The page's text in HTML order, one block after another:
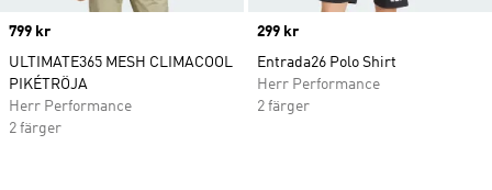
Price
799 kr
ULTIMATE365 MESH CLIMACOOL
PIKÉTRÖJA
Herr Performance
2 färger
Price
299 kr
Entrada26 Polo Shirt
Herr Performance
2 färger